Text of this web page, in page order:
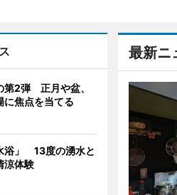
最新ニ
第2弾 正月や盆、
に焦点を当てる
浴」 13度の湧水と
涼体験